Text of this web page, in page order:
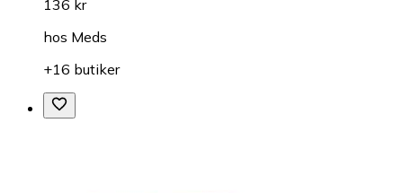
136 kr
hos Meds
+16 butiker